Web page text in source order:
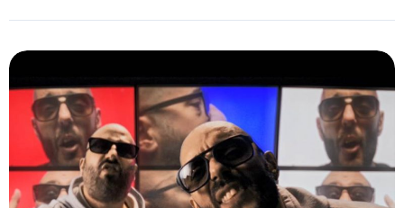
одби
за
пее
на
отворањето
Мундијалот
во